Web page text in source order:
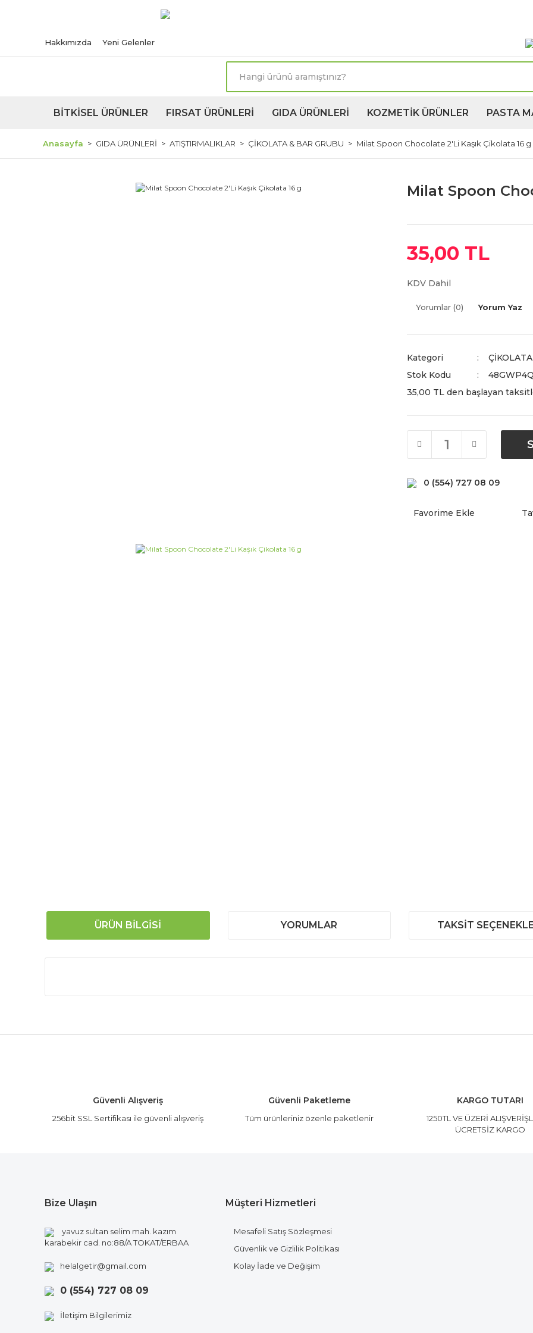
Hakkımızda Yeni Gelenler
BİTKİSEL ÜRÜNLER FIRSAT ÜRÜNLERİ GIDA ÜRÜNLERİ KOZMETİK ÜRÜNLER PASTA
Anasayfa GIDA ÜRÜNLERİ ATIŞTIRMALIKLAR ÇİKOLATA & BAR GRUBU Milat Spoon Chocolate 2'Li Kaşık Çikolata 16 g
Milat Spoon
35,00 TL
KDV Dahil
Yorumlar (0) Yorum Yaz
Kategori
Stok Kodu
35,00 TL den başlayan
0 (554) 727 08 09
ÜRÜN BILGISI YORUMLAR TAKSIT
Bu ürüne ilk yorumu siz yapın!
Güvenli Alışveriş
256bit SSL Sertifikası ile güvenli alışveriş
Güvenli Paketleme
Tüm ürünleriniz özenle paketlenir
KARGO TUTARI
1250TL VE ÜZERİ
ÜCRETSİZ KARGO
Bize Ulaşın
yavuz sultan selim mah. kazım
karabekir cad. no:88/A TOKAT/ERBAA
helalgetir@gmail.com
0 (554) 727 08 09
İletişim Bilgilerimiz
Müşteri Hizmetleri
Mesafeli Satış Sözleşmesi
Güvenlik ve Gizlilik Politikası
Kolay İade ve Değişim